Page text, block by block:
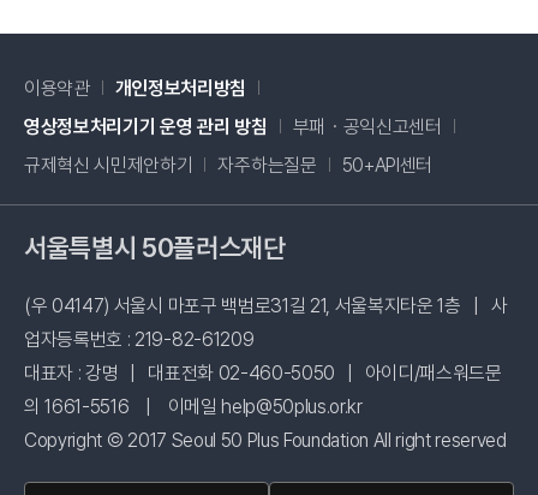
이용약관
개인정보처리방침
영상정보처리기기 운영 관리 방침
부패・공익신고센터 새창 열림
규제혁신 시민제안하기 새창 열림
자주하는질문 50+API센터
서울특별시 50플러스재단
(우 04147) 서울시 마포구 백범로31길 21, 서울복지타운 1층
사
업자등록번호 : 219-82-61209
대표자 : 강명
대표전화 02-460-5050
아이디/패스워드문
의 1661-5516
이메일 help@50plus.or.kr
Copyright © 2017 Seoul 50 Plus Foundation All right reserved